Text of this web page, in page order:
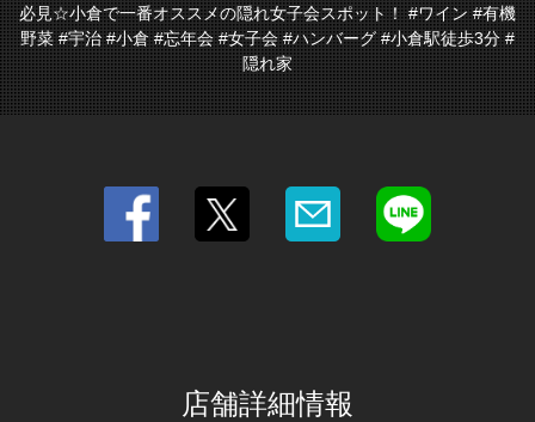
必見☆小倉で一番オススメの隠れ女子会スポット！ #ワイン #有機
野菜 #宇治 #小倉 #忘年会 #女子会 #ハンバーグ #小倉駅徒歩3分 #
隠れ家
店舗詳細情報